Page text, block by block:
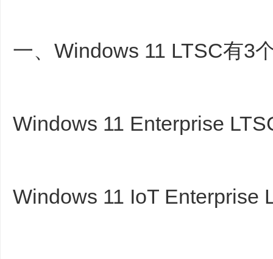
一、Windows 11 LTSC有3
Windows 11 Enterprise
Windows 11 IoT Enterprise